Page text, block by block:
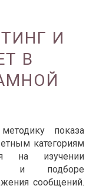
И
В
показа
категориям
на изучении
и подборе
сообщений.